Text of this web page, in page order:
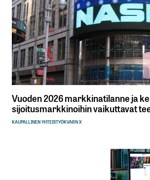
Vuoden 2026 markkinatilanne ja
sijoitusmarkkinoihin vaikuttavat
KAUPALLINEN YHTEISTYÖKVARN X